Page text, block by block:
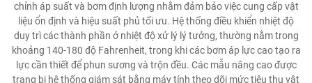
chỉnh áp suất và bơm định lượng nhằm đảm bảo việc cung cấp vật
liệu ổn định và hiệu suất phủ tối ưu. Hệ thống điều khiển nhiệt độ
duy trì các thành phần ở nhiệt độ xử lý lý tưởng, thường nằm trong
khoảng 140-180 độ Fahrenheit, trong khi các bơm áp lực cao tạo ra
lực cần thiết để phun sương và trộn đều. Các mẫu nâng cao được
trang bị hệ thống giám sát bằng máy tính theo dõi mức tiêu thụ vật